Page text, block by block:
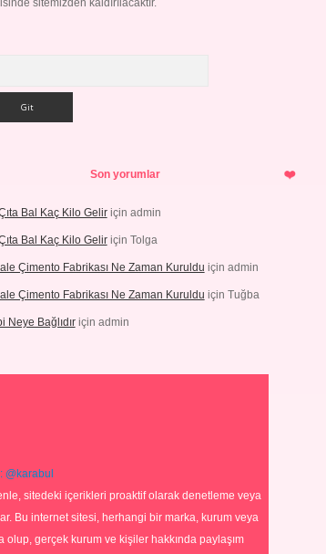
sitemizden kaldırılacaktır.
Son yorumlar
Bal Kaç Kilo Geliriçin admin
Bal Kaç Kilo Geliriçin Tolga
Çimento Fabrikası Ne Zaman Kuruldu için admin
Çimento Fabrikası Ne Zaman Kuruldu için Tuğba
Neye Bağlıdıriçin admin
@karabul
sitedeki içerikleri proaktif olarak denetleme veya
Bu internet sitesi, herhangi bir marka, kurum veya
olup, gerçek kurum ve kişiler hakkında paylaşım